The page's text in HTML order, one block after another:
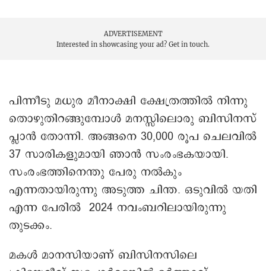
ADVERTISEMENT
Interested in showcasing your ad? Get in touch.
പിന്നീടു മധുര മീനാക്ഷി ക്ഷേത്രത്തിൽ നിന്നു
തൊഴുതിറങ്ങുമ്പോൾ മനസ്സിലൊരു ബിസിനസ്
പ്ലാൻ തോന്നി. അങ്ങനെ 30,000 രൂപ ചെലവിൽ
37 സാരികളുമായി ഞാന്‍ സംരംഭകയായി.
സംരംഭത്തിനെന്തു പേരു നൽകും
എന്നതായിരുന്നു അടുത്ത ചിന്ത. ഒടുവിൽ യതി
എന്ന പേരിൽ 2024 നവംബറിലായിരുന്നു
തുടക്കം.
മകൾ മാനസിയാണ് ബിസിനസിലെ